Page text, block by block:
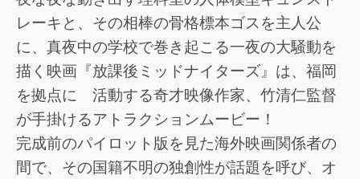
レーキと、その相棒の骨格標本ゴスを主人公
に、真夜中の学校で巻き起こる一夜の大騒動を
描く映画『放課後ミッドナイターズ』は、福岡
を拠点に 活動する奇才映像作家、竹清仁監督
が手掛けるアトラクションムービー！
完成前のパイロット版を見た海外映画関係者の
間で、その国籍不明の独創性が話題を呼び、オ